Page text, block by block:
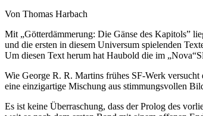
Von Thomas Harbach
Mit „Götterdämmerung: Die Gänse des Kapitols”
und die ersten in diesem Universum spielenden
Um diesen Text herum hat Haubold die im
Wie George R. R. Martins frühes SF-Werk
eine einzigartige Mischung aus stimmungsvollen
Es ist keine Überraschung, dass der Prolog des